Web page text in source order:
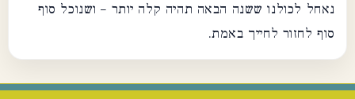
נאחל לכולנו ששנה הבאה תהיה קלה יותר – ושנוכל סוף
סוף לחזור לחייך באמת.